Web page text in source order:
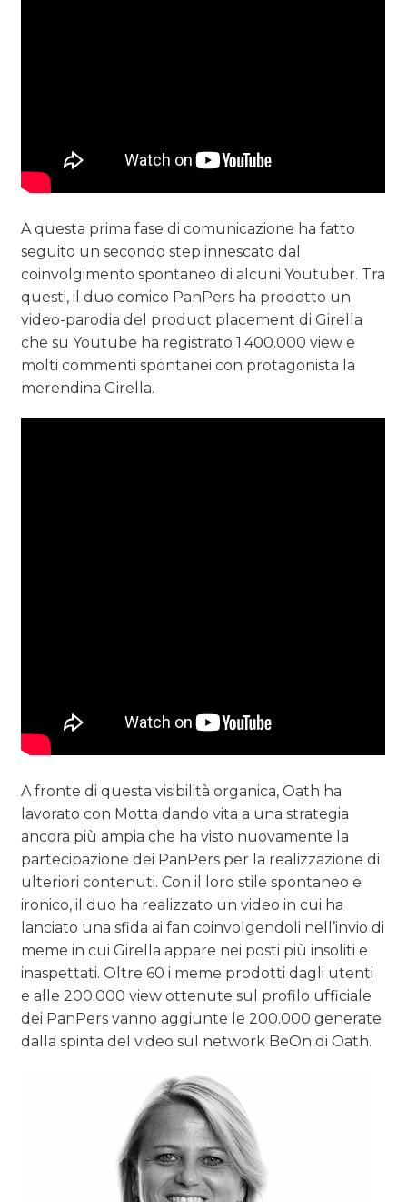
A questa prima fase di comunicazione ha fatto
seguito un secondo step innescato dal
coinvolgimento spontaneo di alcuni Youtuber. Tra
questi, il duo comico PanPers ha prodotto un
video-parodia del product placement di Girella
che su Youtube ha registrato 1.400.000 view e
molti commenti spontanei con protagonista la
merendina Girella.
A fronte di questa visibilità organica, Oath ha
lavorato con Motta dando vita a una strategia
ancora più ampia che ha visto nuovamente la
partecipazione dei PanPers per la realizzazione di
ulteriori contenuti. Con il loro stile spontaneo e
ironico, il duo ha realizzato un video in cui ha
lanciato una sfida ai fan coinvolgendoli nell’invio di
meme in cui Girella appare nei posti più insoliti e
inaspettati. Oltre 60 i meme prodotti dagli utenti
e alle 200.000 view ottenute sul profilo ufficiale
dei PanPers vanno aggiunte le 200.000 generate
dalla spinta del video sul network BeOn di Oath.